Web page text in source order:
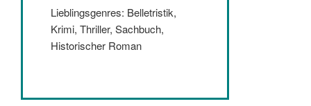
Lieblingsgenres: Belletristik,
Krimi, Thriller, Sachbuch,
Historischer Roman